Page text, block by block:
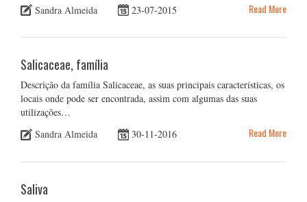
Sandra Almeida
23-07-2015 Read More
Salicaceae, família
Descrição da família Salicaceae, as suas principais características, os
locais onde pode ser encontrada, assim com algumas das suas
utilizações…
Sandra Almeida
30-11-2016 Read More
Saliva